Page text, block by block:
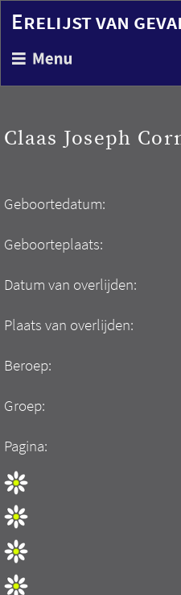
en
gaan
Erelijst van
Zoek op naam
Claas Joseph
Geboortedatum:
Geboorteplaats:
Datum van overlijden:
Plaats van overlijden:
Beroep:
Groep:
Pagina: